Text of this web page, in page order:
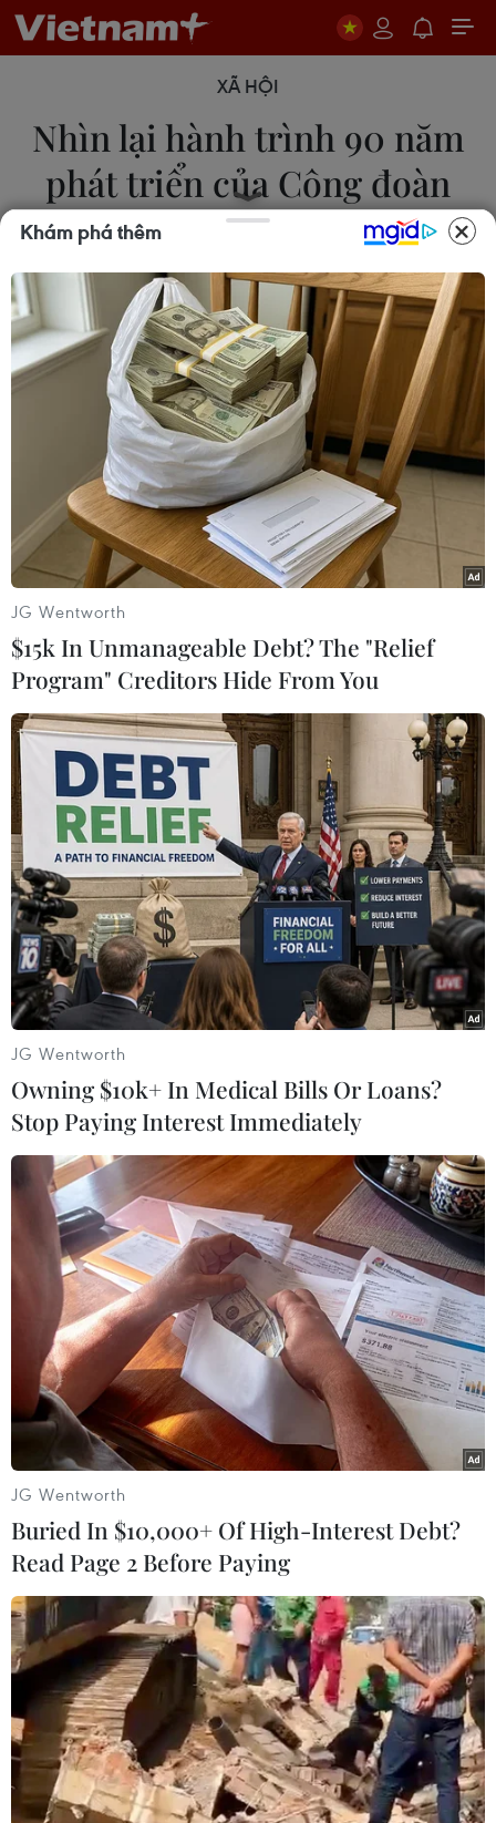
XÃ HỘI
Nhìn lại hành trình 90 năm
phát triển của Công đoàn
Việt Nam
27/07/2019 03:50
Sự ra đời của Công đoàn Việt Nam cách đây 90
năm (28/7/1929-2019) đánh dấu một bước ngoặt
quan trọng của quá trình phát triển phong trào
công nhân Việt Nam.
(Nhấp chuột vào ảnh để xem kích thước chuẩn)
Sự ra đời của Công đoàn Việt Nam cách đây 90
năm (28/7/1929-2019) đánh dấu một bước ngoặt
quan trọng của quá trình phát triển phong trào
công nhân Việt Nam.
Khám phá thêm
JG Wentworth
$15k In Unmanageable Debt? The "Relief
Program" Creditors Hide From You
JG Wentworth
Owning $10k+ In Medical Bills Or Loans?
Stop Paying Interest Immediately
JG Wentworth
Buried In $10,000+ Of High-Interest Debt?
Read Page 2 Before Paying